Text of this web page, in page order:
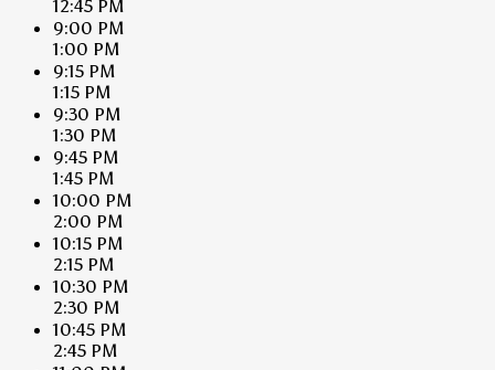
12:45 PM
9:00 PM
1:00 PM
9:15 PM
1:15 PM
9:30 PM
1:30 PM
9:45 PM
1:45 PM
10:00 PM
2:00 PM
10:15 PM
2:15 PM
10:30 PM
2:30 PM
10:45 PM
2:45 PM